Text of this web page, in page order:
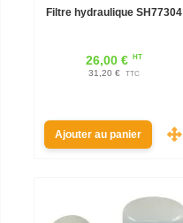
Filtre hydraulique SH77304
26,00 € HT
31,20 € TTC
Ajouter au panier